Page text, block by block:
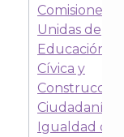
Comisiones
Unidas de
Educación
Cívica y
Ciudadanía,
Igualdad de